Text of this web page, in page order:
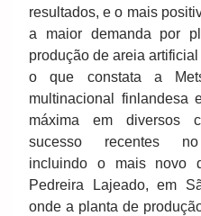
resultados, e o mais
a maior demanda por
produção de areia artificial
o que constata a
multinacional finlandesa
máxima em diversos
sucesso recentes
incluindo o mais novo
Pedreira Lajeado, em
onde a planta de